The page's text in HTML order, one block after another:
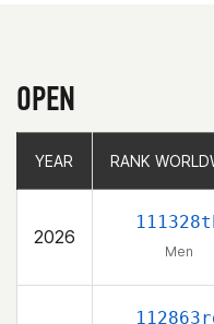
OPEN
YEAR RANK
2026
Men
YEAR RANK